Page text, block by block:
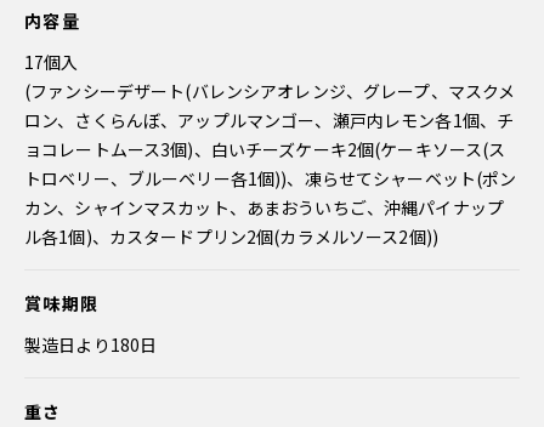
内容量
17個入
(ファンシーデザート(バレンシアオレンジ、グレープ、マスクメ
ロン、さくらんぼ、アップルマンゴー、瀬戸内レモン各1個、チ
ョコレートムース3個)、白いチーズケーキ2個(ケーキソース(ス
トロベリー、ブルーベリー各1個))、凍らせてシャーベット(ポン
カン、シャインマスカット、あまおういちご、沖縄パイナップ
ル各1個)、カスタードプリン2個(カラメルソース2個))
賞味期限
製造日より180日
重さ